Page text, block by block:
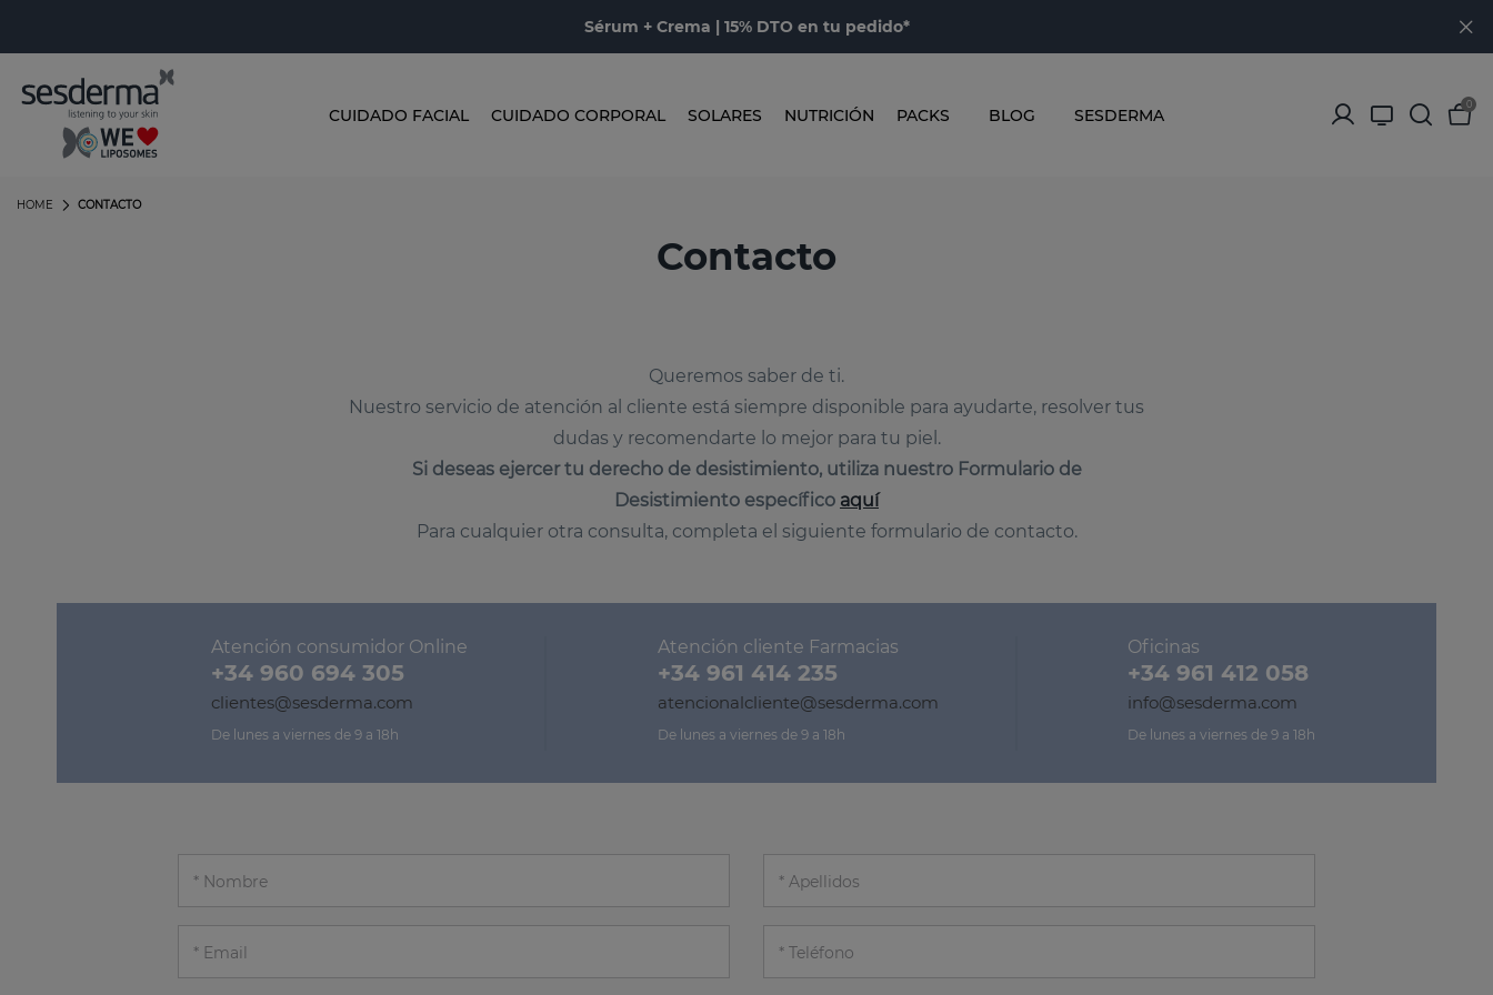
Sérum + Crema | 15% DTO en tu pedido*
CUIDADO FACIAL CUIDADO CORPORAL SOLARES NUTRICIÓN PACKS BLOG SESDERMA
0
CONTACTO
HOME
Contacto
Queremos saber de ti.
Nuestro servicio de atención al cliente está siempre disponible para ayudarte, resolver tus
dudas y recomendarte lo mejor para tu piel.
Si deseas ejercer tu derecho de desistimiento, utiliza nuestro Formulario de
Desistimiento específico aquí
Para cualquier otra consulta, completa el siguiente formulario de contacto.
Atención consumidor Online
+34 960 694 305
clientes@sesderma.com
De lunes a viernes de 9 a 18h
Atención cliente Farmacias
+34 961 414 235
atencionalcliente@sesderma.com
De lunes a viernes de 9 a 18h
Oficinas
+34 961 412 058
info@sesderma.com
De lunes a viernes de 9 a 18h
Nombre Apellidos
Email Teléfono